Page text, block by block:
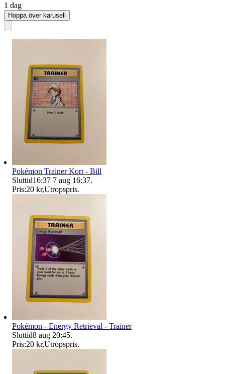
1 dag
Hoppa över karusell
Pokémon Trainer Kort - Bill
Sluttid16:37 7 aug 16:37.
Pris:20 kr,Utropspris.
Pokémon - Energy Retrieval - Trainer
Sluttid8 aug 20:45.
Pris:20 kr,Utropspris.